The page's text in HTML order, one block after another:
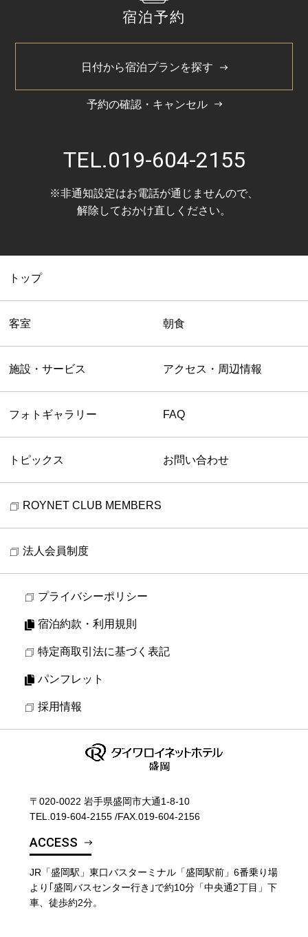
2024/5
宿泊予約
日付から宿泊プランを探す
予約の確認・キャンセル
TEL.019-604-2155
※非通知設定はお電話が通じませんので、
解除しておかけ直しください。
トップ
客室 朝食
施設・サービス アクセス・周辺情報
フォトギャラリー FAQ
トピックス お問い合わせ
ROYNET CLUB MEMBERS
法人会員制度
プライバシーポリシー
宿泊約款・利用規則
特定商取引法に基づく表記
パンフレット
採用情報
〒020-0022 岩手県盛岡市大通1-8-10
TEL. 019-604-2155 /FAX.019-604-2156
ACCESS
JR「盛岡駅」東口バスターミナル「盛岡駅前」6番乗り場
より｢盛岡バスセンター行き｣で約10分「中央通2丁目」下
車、徒歩約2分。